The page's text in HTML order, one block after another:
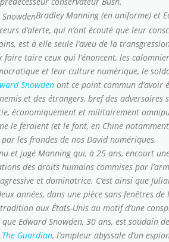
Bradley Manning (en uniforme) et
d’alerte, qui n’ont écouté que leur
est à elle seule l’aveu de la
taire ceux qui l’énoncent, les
et leur culture numérique, le
Snowden ont ce point commun d’avoir
et des étrangers, bref des adversaires
économiquement et militairement
le feraient (et le font, en Chine
les frondes de nos David numériques.
et jugé Manning qui, à 25 ans, encourt
des droits humains commises par
et dominatrice. C’est ainsi que
années, dans une pièce sans fenêtres de
aux États-Unis au motif d’une
que Edward Snowden, 30 ans, est soudain
The Guardian, l’ampleur abyssale d’un